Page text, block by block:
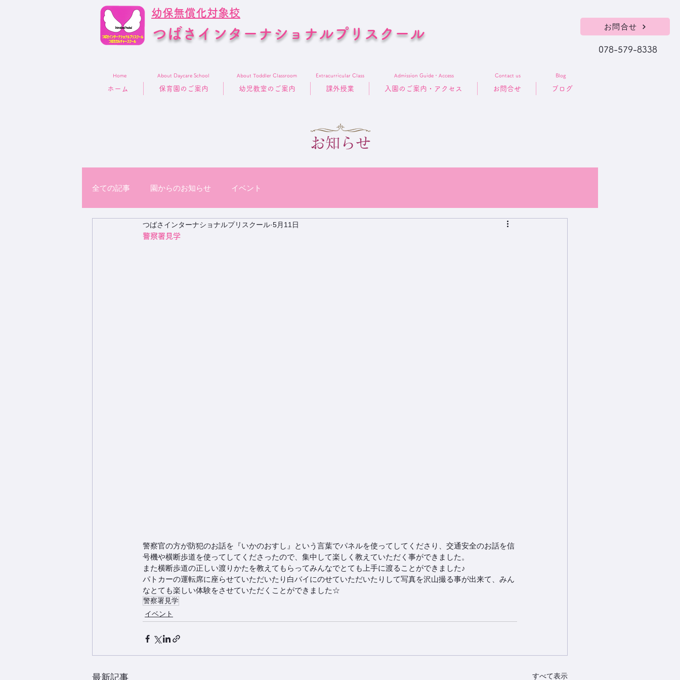
お問合せ
078-579-8338
幼保無償化対象校
つばさインターナショナルプリスクール
Home About Daycare School About Toddler Classroom Extracurricular Class Admission Guide・Access Contact us Blog
ホーム 保育園のご案内 幼児教室のご案内 課外授業 入園のご案内・アクセス お問合せ ブログ
お知らせ
全ての記事 園からのお知らせ イベント
警察署見学
つばさインターナショナルプリスクール 5月11日
警察官の方が防犯のお話を『いかのおすし』という言葉でパネルを使ってしてくださり、交通安全のお話を信
号機や横断歩道を使ってしてくださったので、集中して楽しく教えていただく事ができました。
また横断歩道の正しい渡りかたを教えてもらってみんなでとても上手に渡ることができました♪
パトカーの運転席に座らせていただいたり白バイにのせていただいたりして写真を沢山撮る事が出来て、みん
なとても楽しい体験をさせていただくことができました☆
警察署見学
イベント
最新記事 すべて表示